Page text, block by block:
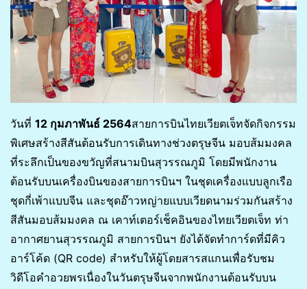
วันที่ 12 กุมภาพันธ์ 2564สายการบินไทยเวียตเจ็ทจัดกิจกรรม
พิเศษสร้างสีสันต้อนรับการเดินทางช่วงตรุษจีน มอบส้มมงคล
ที่ระลึกเป็นของขวัญที่สนามบินสุวรรณภูมิ โดยมีพนักงาน
ต้อนรับบนเครื่องบินของสายการบินฯ ในชุดเครื่องแบบลูกเรือ
ชุดกี่เพ้าแบบจีน และชุดอ๊าวหญ่ายแบบเวียดนามร่วมกันสร้าง
สีสันมอบส้มมงคล ณ เคาท์เตอร์เช็คอินของไทยเวียตเจ็ท ท่า
อากาศยานสุวรรณภูมิ สายการบินฯ ยังได้จัดทำการ์ดที่มีคิว
อาร์โค้ด (QR code) สำหรับให้ผู้โดยสารสแกนเพื่อรับชม
วิดีโอคำอวยพรเนื่องในวันตรุษจีนจากพนักงานต้อนรับบน